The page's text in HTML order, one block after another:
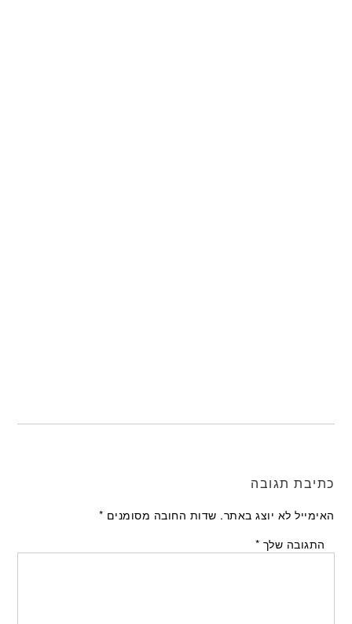
כתיבת תגובה
האימייל לא יוצג באתר. שדות החובה מסומנים *
התגובה שלך *